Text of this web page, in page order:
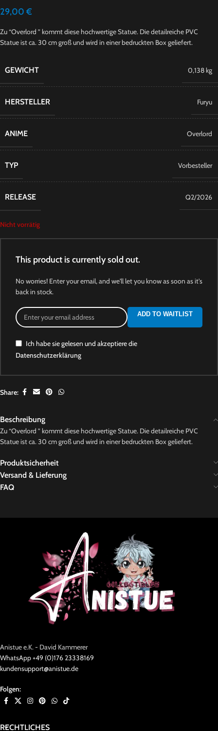
29,00 €
Zu “Overlord ” kommt diese hochwertige Statue. Die detailreiche PVC
Statue ist ca. 30 cm groß und wird in einer bedruckten Box geliefert.
GEWICHT 0,138 kg
HERSTELLER Furyu
ANIME Overlord
TYP Vorbesteller
RELEASE Q2/2026
Nicht vorrätig
This product is currently sold out.
No worries! Enter your email, and we'll let you know as soon as it's
back in stock.
ADD TO WAITLIST
Ich habe sie gelesen und akzeptiere die
Datenschutzerklärung
Share:
Beschreibung
Zu “Overlord ” kommt diese hochwertige Statue. Die detailreiche PVC
Statue ist ca. 30 cm groß und wird in einer bedruckten Box geliefert.
Produktsicherheit
Versand & Lieferung
FAQ
Anistue e.K. - David Kammerer
WhatsApp +49 (0)176 23338169
kundensupport@anistue.de
Folgen:
RECHTLICHES